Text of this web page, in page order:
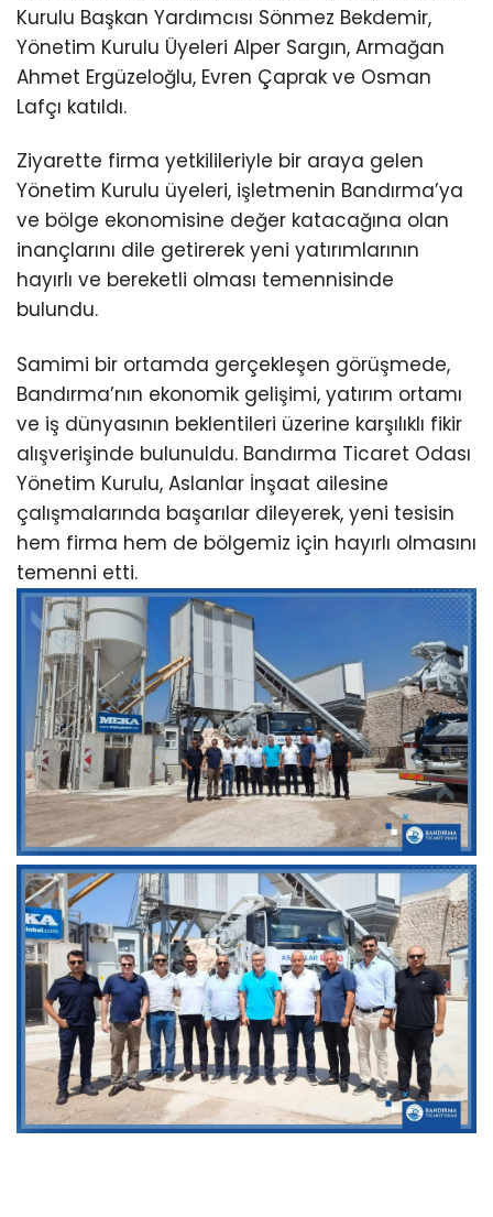
Kurulu Başkan Yardımcısı Sönmez Bekdemir,
Yönetim Kurulu Üyeleri Alper Sargın, Armağan
Ahmet Ergüzeloğlu, Evren Çaprak ve Osman
Lafçı katıldı.
Ziyarette firma yetkilileriyle bir araya gelen
Yönetim Kurulu üyeleri, işletmenin Bandırma’ya
ve bölge ekonomisine değer katacağına olan
inançlarını dile getirerek yeni yatırımlarının
hayırlı ve bereketli olması temennisinde
bulundu.
Samimi bir ortamda gerçekleşen görüşmede,
Bandırma’nın ekonomik gelişimi, yatırım ortamı
ve iş dünyasının beklentileri üzerine karşılıklı fikir
alışverişinde bulunuldu. Bandırma Ticaret Odası
Yönetim Kurulu, Aslanlar İnşaat ailesine
çalışmalarında başarılar dileyerek, yeni tesisin
hem firma hem de bölgemiz için hayırlı olmasını
temenni etti.